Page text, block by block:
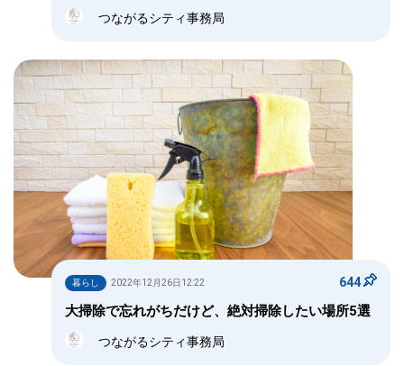
つながるシティ事務局
暮らし 2022年12月26日12:22 644
大掃除で忘れがちだけど、絶対掃除したい場所5選
つながるシティ事務局